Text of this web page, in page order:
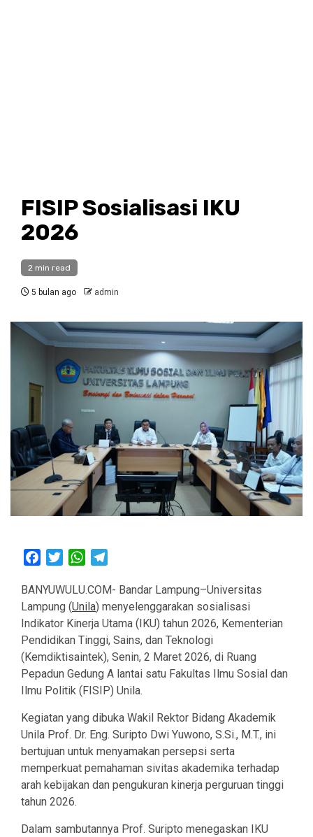
FISIP Sosialisasi IKU
2026
2 min read
5 bulan ago admin
FacebookTwitterWhatsApp
BANYUWULU.COM- Bandar Lampung–Universitas
Lampung (Unila) menyelenggarakan sosialisasi
Indikator Kinerja Utama (IKU) tahun 2026, Kementerian
Pendidikan Tinggi, Sains, dan Teknologi
(Kemdiktisaintek), Senin, 2 Maret 2026, di Ruang
Pepadun Gedung A lantai satu Fakultas Ilmu Sosial dan
Ilmu Politik (FISIP) Unila.
Kegiatan yang dibuka Wakil Rektor Bidang Akademik
Unila Prof. Dr. Eng. Suripto Dwi Yuwono, S.Si., M.T., ini
bertujuan untuk menyamakan persepsi serta
memperkuat pemahaman sivitas akademika terhadap
arah kebijakan dan pengukuran kinerja perguruan tinggi
tahun 2026.
Dalam sambutannya Prof. Suripto menegaskan IKU